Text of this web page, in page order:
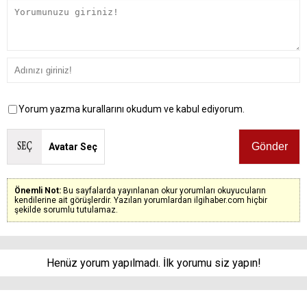
Yorum yazma kurallarını okudum ve kabul ediyorum.
Avatar Seç
Önemli Not: Bu sayfalarda yayınlanan okur yorumları okuyucuların
kendilerine ait görüşlerdir. Yazılan yorumlardan ilgihaber.com hiçbir
şekilde sorumlu tutulamaz.
Henüz yorum yapılmadı. İlk yorumu siz yapın!